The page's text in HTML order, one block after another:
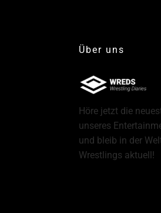
Über uns
Höre jetzt die
unseres
und bleib in der
Wrestlings aktuell!